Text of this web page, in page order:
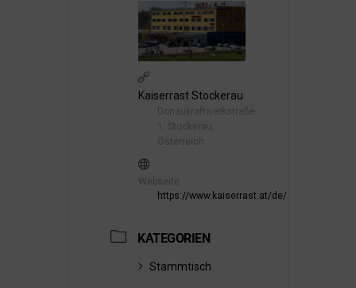
Kaiserrast Stockerau
Donaukraftwerkstraße
1, Stockerau,
Österreich
Webseite
https://www.kaiserrast.at/de/
KATEGORIEN
Stammtisch